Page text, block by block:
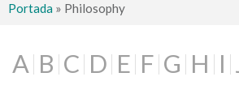
Portada » Philosophy
A B C D E F G H I